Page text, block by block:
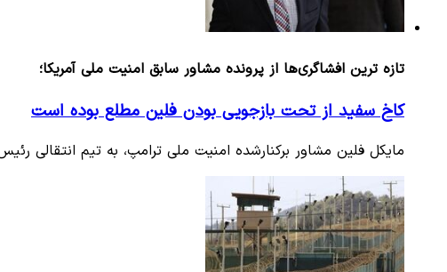
تازه ترین افشاگری‌ها از پرونده مشاور سابق امنیت ملی آمریکا؛
کاخ سفید از تحت بازجویی بودن فلین مطلع بوده است
مایکل فلین مشاور برکنارشده امنیت ملی ترامپ، به تیم